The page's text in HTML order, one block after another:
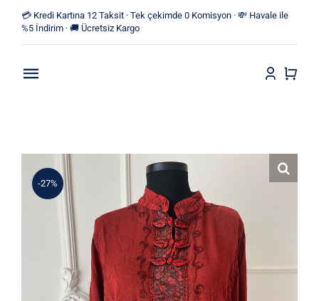
content
💳 Kredi Kartına 12 Taksit · Tek çekimde 0 Komisyon · 💸 Havale ile
%5 İndirim · 🚚 Ücretsiz Kargo
Toggle
Mağaza
Yeni Ürünler
Kategoriler
-27%